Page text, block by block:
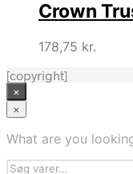
Crown
178,75 kr.
[copyright]
×
×
What are you